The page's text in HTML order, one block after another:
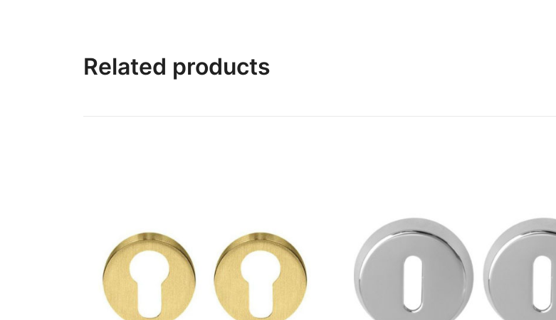
Related products